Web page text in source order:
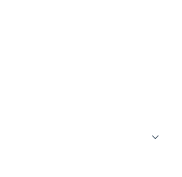
月第4周：Netflix
Agentic AI